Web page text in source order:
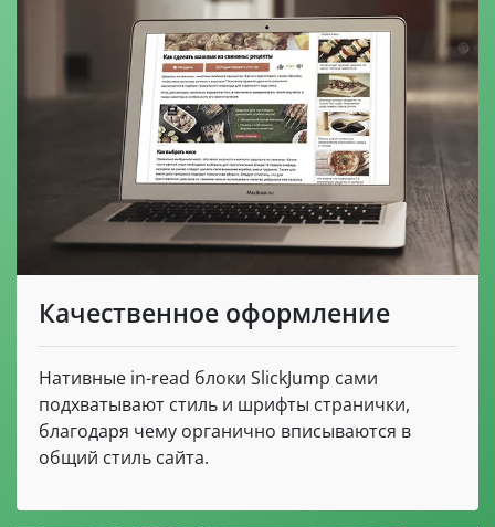
Качественное оформление
Нативные in-read блоки SlickJump сами
подхватывают стиль и шрифты странички,
благодаря чему органично вписываются в
общий стиль сайта.